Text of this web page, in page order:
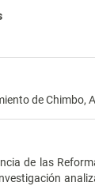
de Chimbo,
de las